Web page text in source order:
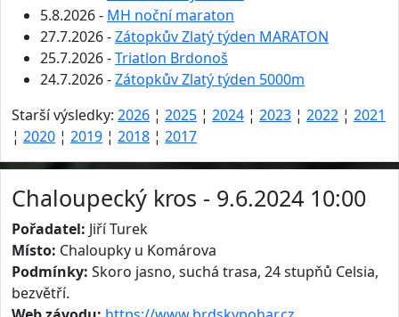
5.8.2026 - MH noční maraton
27.7.2026 -Zátopkův Zlatý týden MARATON
25.7.2026 -Triatlon Brdonoš
24.7.2026 -Zátopkův Zlatý týden 5000m
Starší výsledky: 2026 ¦ 2025 ¦ 2024 ¦ 2023 ¦ 2022 ¦ 2021
¦ 2020 ¦ 2019 ¦ 2018 ¦ 2017
Chaloupecký kros - 9.6.2024 10:00
Pořadatel: Jiří Turek
Místo: Chaloupky u Komárova
Podmínky: Skoro jasno, suchá trasa, 24 stupňů Celsia,
bezvětří.